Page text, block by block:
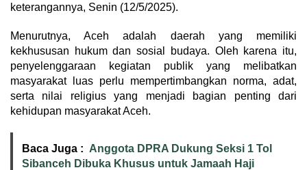
keterangannya, Senin (12/5/2025).
Menurutnya, Aceh adalah daerah yang memiliki
kekhususan hukum dan sosial budaya. Oleh karena itu,
penyelenggaraan kegiatan publik yang melibatkan
masyarakat luas perlu mempertimbangkan norma, adat,
serta nilai religius yang menjadi bagian penting dari
kehidupan masyarakat Aceh.
Baca Juga : Anggota DPRA Dukung Seksi 1 Tol
Sibanceh Dibuka Khusus untuk Jamaah Haji